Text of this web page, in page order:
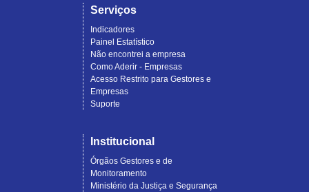
Serviços
Indicadores
Painel Estatístico
Não encontrei a empresa
Como Aderir - Empresas
Acesso Restrito para Gestores e
Empresas
Suporte
Institucional
Órgãos Gestores e de
Monitoramento
Ministério da Justiça e Segurança